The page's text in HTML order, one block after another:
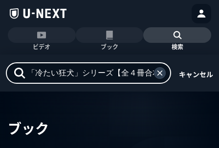
ビデオ ブック 検索
キャンセル
ブック